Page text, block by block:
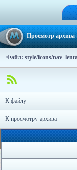
Просмотр
Файл: style/icons/
К файлу
К просмотру архива